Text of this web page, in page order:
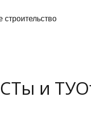
и ТУ